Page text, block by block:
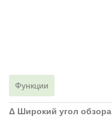
Функции
Δ Широкий угол обзора